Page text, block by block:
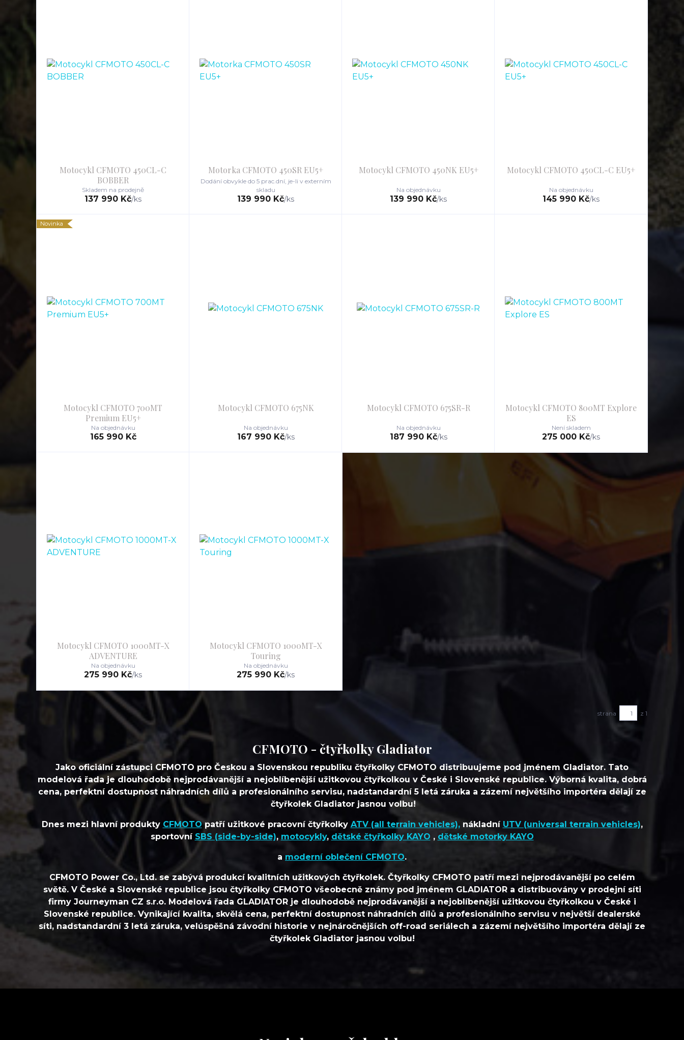
Motocykl CFMOTO 450CL-C
BOBBER
137 990 Kč/ks
Skladem na prodejně
Motorka CFMOTO 450SR EU5+
139 990 Kč/ks
Dodání obvykle do 5 prac.dní, je-li v externím
skladu
Motocykl CFMOTO 450NK EU5+
139 990 Kč/ks
Na objednávku
Motocykl CFMOTO 450CL-C EU5+
145 990 Kč/ks
Na objednávku
Novinka
Motocykl CFMOTO 700MT
Premium EU5+
165 990 Kč
Na objednávku
Motocykl CFMOTO 675NK
167 990 Kč/ks
Na objednávku
Motocykl CFMOTO 675SR-R
187 990 Kč/ks
Na objednávku
Motocykl CFMOTO 800MT Explore
ES
275 000 Kč/ks
Není skladem
Motocykl CFMOTO 1000MT-X
ADVENTURE
275 990 Kč/ks
Na objednávku
Motocykl CFMOTO 1000MT-X
Touring
275 990 Kč/ks
Na objednávku
strana z 1
CFMOTO - čtyřkolky Gladiator
Jako oficiální zástupci CFMOTO pro Českou a Slovenskou republiku čtyřkolky CFMOTO distribuujeme pod jménem Gladiator. Tato
modelová řada je dlouhodobě nejprodávanější a nejoblíbenější užitkovou čtyřkolkou v České i Slovenské republice. Výborná kvalita, dobrá
cena, perfektní dostupnost náhradních dílů a profesionálního servisu, nadstandardní 5 letá záruka a zázemí největšího importéra dělají ze
čtyřkolek Gladiator jasnou volbu!
Dnes mezi hlavní produkty CFMOTOpatří užitkové pracovní čtyřkolky ATV (all terrain vehicles),nákladní UTV (universal terrain vehicles),
sportovní SBS (side-by-side), motocykly, dětské čtyřkolky KAYO , dětské motorky KAYO
a moderní oblečení CFMOTO.
CFMOTO Power Co., Ltd. se zabývá produkcí kvalitních užitkových čtyřkolek. Čtyřkolky CFMOTO patří mezi nejprodávanější po celém
světě. V České a Slovenské republice jsou čtyřkolky CFMOTO všeobecně známy pod jménem GLADIATOR a distribuovány v prodejní síti
firmy Journeyman CZ s.r.o. Modelová řada GLADIATOR je dlouhodobě nejprodávanější a nejoblíbenější užitkovou čtyřkolkou v České i
Slovenské republice. Vynikající kvalita, skvělá cena, perfektní dostupnost náhradních dílů a profesionálního servisu v největší dealerské
síti, nadstandardní 3 letá záruka, velúspěšná závodní historie v nejnáročnějších off-road seriálech a zázemí největšího importéra dělají ze
čtyřkolek Gladiator jasnou volbu!